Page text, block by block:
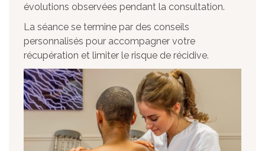
évolutions observées pendant la consultation.
La séance se termine par des conseils
personnalisés pour accompagner votre
récupération et limiter le risque de récidive.